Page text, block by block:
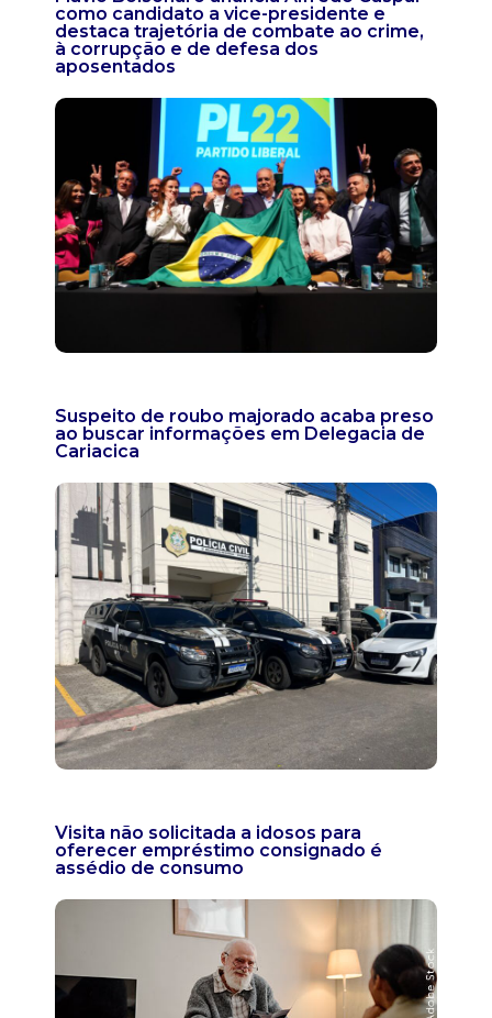
como candidato a vice-presidente e
destaca trajetória de combate ao crime,
à corrupção e de defesa dos
aposentados
Suspeito de roubo majorado acaba preso
ao buscar informações em Delegacia de
Cariacica
Visita não solicitada a idosos para
oferecer empréstimo consignado é
assédio de consumo